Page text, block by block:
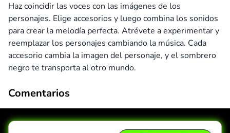
Haz coincidir las voces con las imágenes de los
personajes. Elige accesorios y luego combina los sonidos
para crear la melodía perfecta. Atrévete a experimentar y
reemplazar los personajes cambiando la música. Cada
accesorio cambia la imagen del personaje, y el sombrero
negro te transporta al otro mundo.
Comentarios